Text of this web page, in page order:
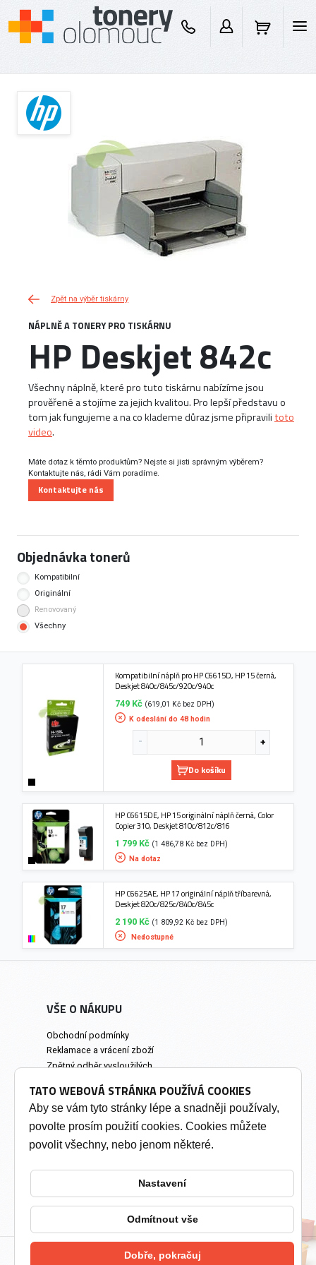
Zpět na výběr tiskárny
NÁPLNĚ A TONERY PRO TISKÁRNU
HP Deskjet 842c
Všechny náplně, které pro tuto tiskárnu nabízíme jsou
prověřené a stojíme za jejich kvalitou. Pro lepší představu o
tom jak fungujeme a na co klademe důraz jsme připravilitoto
video.
Máte dotaz k těmto produktům? Nejste si jisti správným výběrem?
Kontaktujte nás, rádi Vám poradíme.
Kontaktujte nás
Objednávka tonerů
Kompatibilní
Originální
Renovovaný
Všechny
Kompatibilní náplň pro HP C6615D, HP 15 černá,
Deskjet 840c/845c/920c/940c
749 Kč (619,01 Kč bez DPH)
K odeslání do 48 hodin
Do košíku
HP C6615DE, HP 15 originální náplň černá, Color
Copier 310, Deskjet 810c/812c/816
1 799 Kč (1 486,78 Kč bez DPH)
Na dotaz
HP C6625AE, HP 17 originální náplň tříbarevná,
Deskjet 820c/825c/840c/845c
2 190 Kč (1 809,92 Kč bez DPH)
Nedostupné
VŠE O NÁKUPU
Obchodní podmínky
Reklamace a vrácení zboží
Zpětný odběr vysloužilých
Prodejna a osobní odběr
INFORMACE
Změnit nastavení cookies
2026 © Tonery Olomouc - Tonery do tiskáren
TATO WEBOVÁ STRÁNKA POUŽÍVÁ COOKIES
Aby se vám tyto stránky lépe a snadněji používaly,
povolte prosím použití cookies. Cookies můžete
povolit všechny, nebo jenom některé.
Nastavení
Odmítnout vše
Dobře, pokračuj